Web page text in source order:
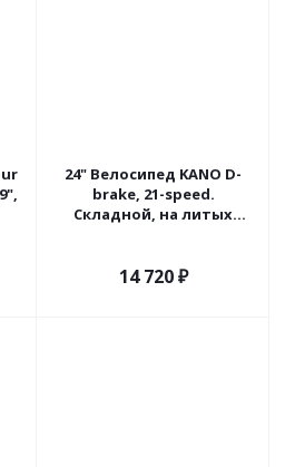
24" Велосипед KANO D-
brake, 21-speed.
Складной, на литых
14 720₽